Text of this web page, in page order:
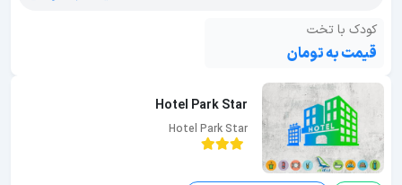
کودک با تخت
قیمت به تومان
Hotel Park Star
Hotel Park Star